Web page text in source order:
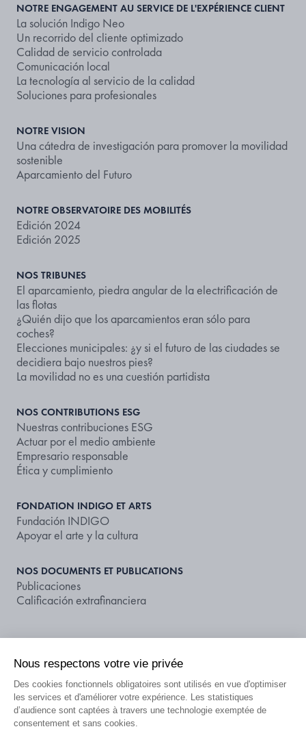
NOTRE ENGAGEMENT AU SERVICE DE L'EXPÉRIENCE CLIENT
La solución Indigo Neo
Un recorrido del cliente optimizado
Calidad de servicio controlada
Comunicación local
La tecnología al servicio de la calidad
Soluciones para profesionales
NOTRE VISION
Una cátedra de investigación para promover la movilidad
sostenible
Aparcamiento del Futuro
NOTRE OBSERVATOIRE DES MOBILITÉS
Edición 2024
Edición 2025
NOS TRIBUNES
El aparcamiento, piedra angular de la electrificación de
las flotas
¿Quién dijo que los aparcamientos eran sólo para
coches?
Elecciones municipales: ¿y si el futuro de las ciudades se
decidiera bajo nuestros pies?
La movilidad no es una cuestión partidista
NOS CONTRIBUTIONS ESG
Nuestras contribuciones ESG
Actuar por el medio ambiente
Empresario responsable
Ética y cumplimiento
FONDATION INDIGO ET ARTS
Fundación INDIGO
Apoyar el arte y la cultura
NOS DOCUMENTS ET PUBLICATIONS
Publicaciones
Calificación extrafinanciera
Información legalCGUPolítica de privacidad
Información sobre datos publicadosPonte en contacto con
Nous respectons votre vie privée
Des cookies fonctionnels obligatoires sont utilisés en vue d'optimiser
les services et d'améliorer votre expérience. Les statistiques
d’audience sont captées à travers une technologie exemptée de
consentement et sans cookies.